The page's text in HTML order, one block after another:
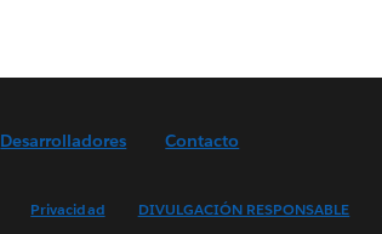
Desarrolladores Contacto
Privacidad DIVULGACIÓN RESPONSABLE